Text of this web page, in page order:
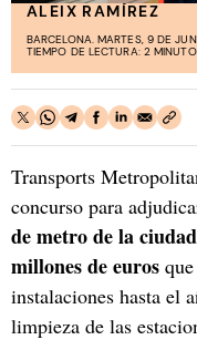
ALEIX RAMÍREZ
BARCELONA. MARTES, 9 DE
TIEMPO DE LECTURA: 2
Transports
concurso para
de metro de la ciudad
millones de euros
instalaciones hasta el
limpieza de las